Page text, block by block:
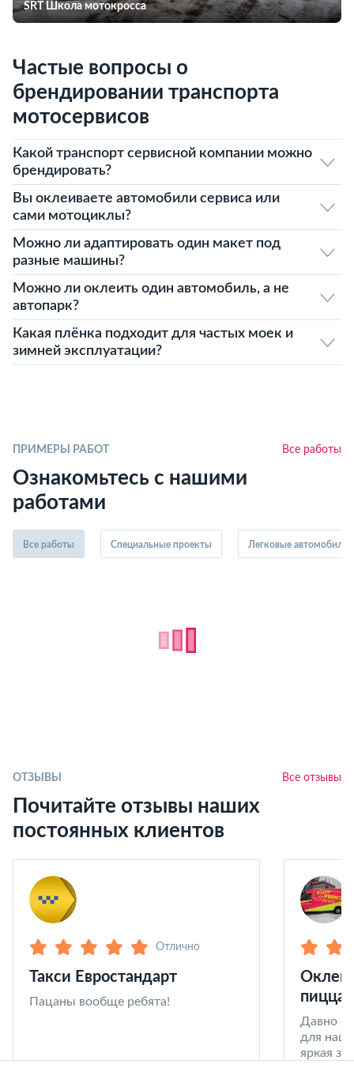
SRT Школа мотокросса
Частые вопросы о
брендировании транспорта
мотосервисов
Какой транспорт сервисной компании можно
брендировать?
Вы оклеиваете автомобили сервиса или
сами мотоциклы?
Можно ли адаптировать один макет под
разные машины?
Можно ли оклеить один автомобиль, а не
автопарк?
Какая плёнка подходит для частых моек и
зимней эксплуатации?
ПРИМЕРЫ РАБОТ Все работы
Ознакомьтесь с нашими
работами
Все работы Специальные проекты Легковые автомобили
ОТЗЫВЫ Все отзывы
Почитайте отзывы наших
постоянных клиентов
Отлично
Такси Евростандарт
Пацаны вообще ребята!
пицца
Давно
для
яркая